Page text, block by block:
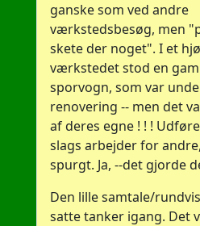
ganske som ved andre
værkstedsbesøg, men
skete der noget". I et
værkstedet stod en
sporvogn, som var
renovering -- men det
af deres egne ! ! !
slags arbejder for
spurgt. Ja, --det gjorde
Den lille samtale/
satte tanker igang. Det